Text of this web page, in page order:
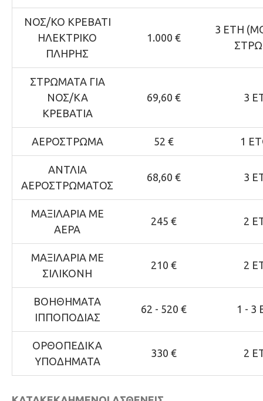
ΝΟΣ/ΚΟ ΚΡΕΒΑΤΙ
ΗΛΕΚΤΡΙΚΟ
ΠΛΗΡΗΣ
1.000 €
3 ΕΤΗ
ΣΤΡΩΜΑΤΑ ΓΙΑ
ΝΟΣ/ΚΑ
ΚΡΕΒΑΤΙΑ
69,60 € 3
ΑΕΡΟΣΤΡΩΜΑ 52 € 1
ΑΝΤΛΙΑ
ΑΕΡΟΣΤΡΩΜΑΤΟΣ
68,60 € 3
ΜΑΞΙΛΑΡΙΑ ΜΕ
ΑΕΡΑ
245 € 2
ΜΑΞΙΛΑΡΙΑ ΜΕ
ΣΙΛΙΚΟΝΗ
210 € 2
ΒΟΗΘΗΜΑΤΑ
ΙΠΠΟΠΟΔΙΑΣ
62 - 520 € 1 - 3
ΟΡΘΟΠΕΔΙΚΑ
ΥΠΟΔΗΜΑΤΑ
330 € 2